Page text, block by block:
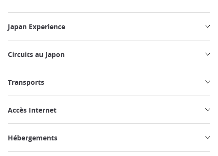
Japan Experience
Circuits au Japon
Transports
Accès Internet
Hébergements